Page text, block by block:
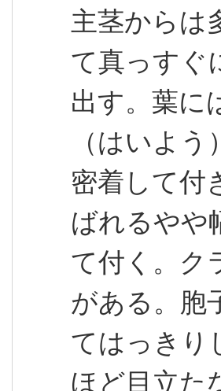
主茎からは
て真っすぐ
出す。葉に
（はいよ
密着して付
ばれるやや
て付く。ク
がある。胞
てはっきり
ほど目立た